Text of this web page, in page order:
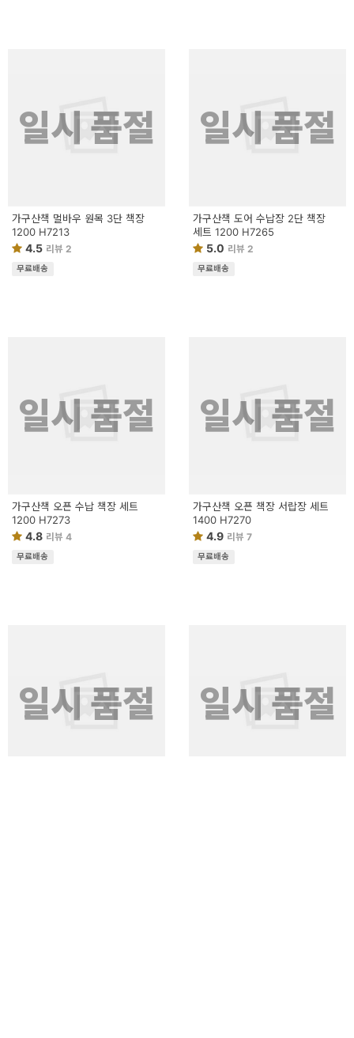
일시 품절
가구산책 멀바우 원목 3단 책장
1200 H7213
4.5 리뷰 2
무료배송
일시 품절
가구산책 도어 수납장 2단 책장
세트 1200 H7265
5.0 리뷰 2
무료배송
일시 품절
가구산책 오픈 수납 책장 세트
1200 H7273
4.8 리뷰 4
무료배송
일시 품절
가구산책 오픈 책장 서랍장 세트
1400 H7270
4.9 리뷰 7
무료배송
일시 품절 일시 품절